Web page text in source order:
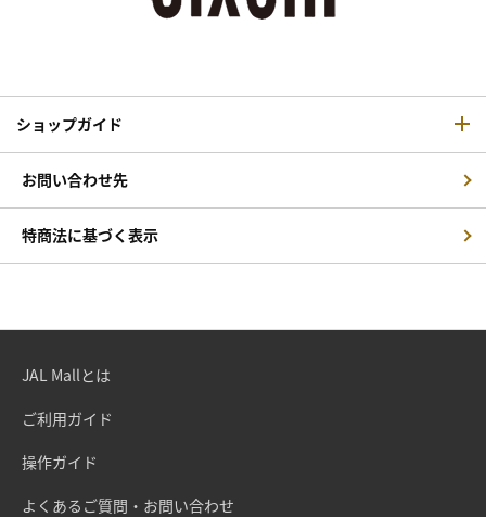
ショップガイド
お問い合わせ先
特商法に基づく表示
JAL Mallとは
ご利用ガイド
操作ガイド
よくあるご質問・お問い合わせ